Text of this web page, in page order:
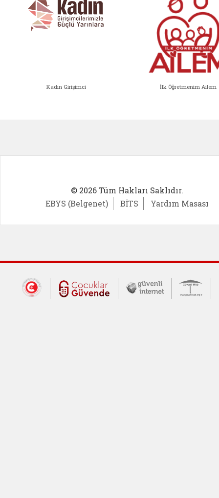
Kadın Girişimci İlk Öğretmenim Ailem
© 2026 Tüm Hakları Saklıdır.
EBYS (Belgenet)
BİTS Yardım Masası
Dış Bağlantılar
Cumhurbaşkanlığı İletişim Merkezi
Çocuklar Güvende (yeni
Güvenli